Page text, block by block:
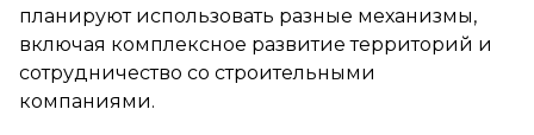
планируют использовать разные механизмы,
включая комплексное развитие территорий и
сотрудничество со строительными
компаниями.